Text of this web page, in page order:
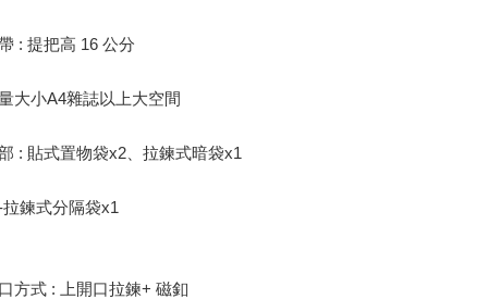
: 提把高 16 公分
大小A4雜誌以上大空間
: 貼式置物袋x2、拉鍊式暗袋x1
鍊式分隔袋x1
方式 : 上開口拉鍊+ 磁釦